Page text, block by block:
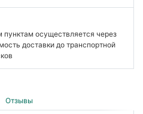
осуществляется через
доставки до транспортной
Отзывы